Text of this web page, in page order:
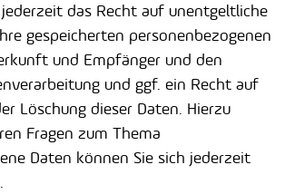
das Recht auf unentgeltliche
gespeicherten personenbezogenen
und Empfänger und den
und ggf. ein Recht auf
Löschung dieser Daten. Hierzu
Fragen zum Thema
Daten können Sie sich jederzeit